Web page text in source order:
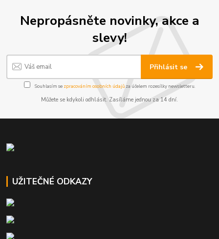
Nepropásněte novinky, akce a
slevy!
Přihlásit se
Souhlasím se zpracováním osobních údajůza účelem rozesílky newsletteru.
Můžete se kdykoli odhlásit. Zasíláme jednou za 14 dní.
UŽITEČNÉ ODKAZY